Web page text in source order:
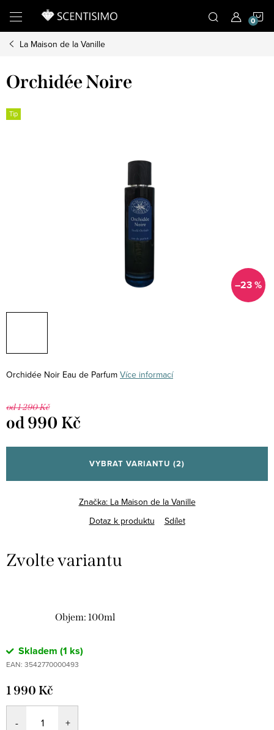
obsah
La Maison de la Vanille
Orchidée Noire
Tip
–23 %
Orchidée Noir Eau de Parfum Více informací
od 1 290 Kč
od990 Kč
cena:
VYBRAT VARIANTU (2)
Značka: La Maison de la Vanille
Dotaz k produktu
Sdílet
Objem: 100ml
Skladem (1 ks)
EAN: 3542770000493
1 990 Kč